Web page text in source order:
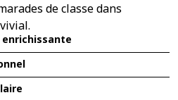
de classe dans